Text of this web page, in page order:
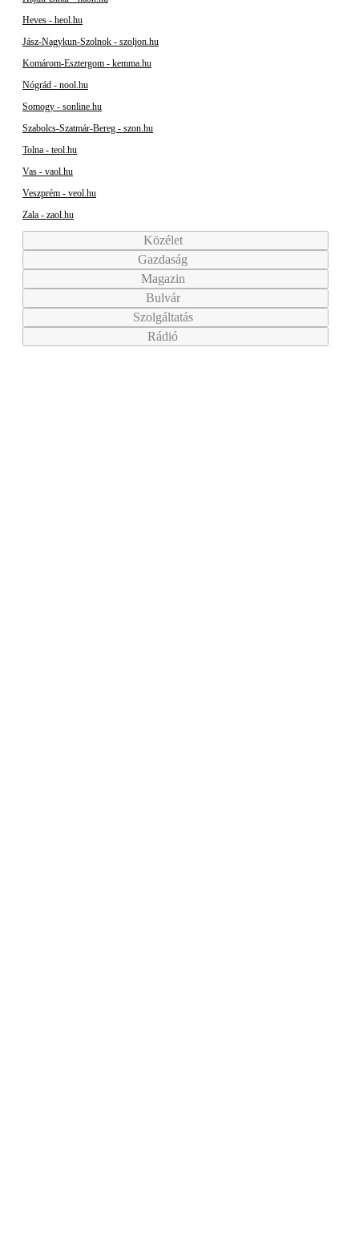
Heves - heol.hu
Jász-Nagykun-Szolnok - szoljon.hu
Komárom-Esztergom - kemma.hu
Nógrád - nool.hu
Somogy - sonline.hu
Szabolcs-Szatmár-Bereg - szon.hu
Tolna - teol.hu
Vas - vaol.hu
Veszprém - veol.hu
Zala - zaol.hu
Közélet
Gazdaság
Magazin
Bulvár
Szolgáltatás
Rádió